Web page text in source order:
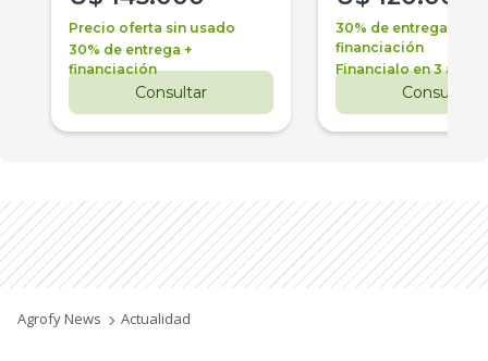
Precio oferta sin usado
30% de entrega +
financiación
Consultar
30% de entrega +
financiación
Financialo en 3 años
Consultar
Agrofy News Actualidad